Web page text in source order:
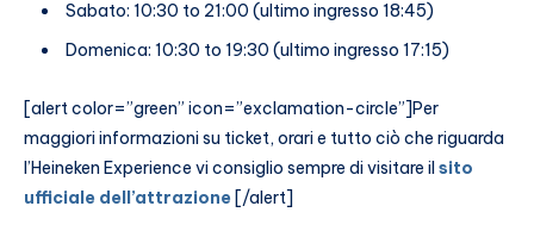
Sabato: 10:30 to 21:00 (ultimo ingresso 18:45)
Domenica: 10:30 to 19:30 (ultimo ingresso 17:15)
[alert color=”green” icon=”exclamation-circle”]Per
maggiori informazioni su ticket, orari e tutto ciò che riguarda
l’Heineken Experience vi consiglio sempre di visitare ilsito
ufficiale dell’attrazione [/alert]